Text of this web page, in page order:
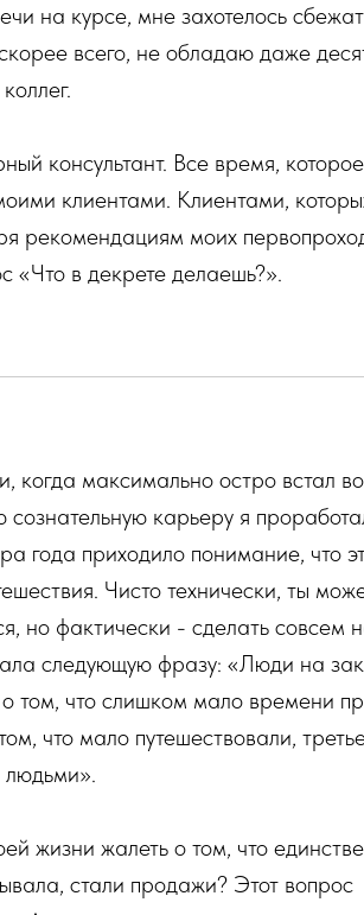
на курсе, мне захотелось
всего, не обладаю даже
консультант. Все время,
клиентами. Клиентами,
рекомендациям моих
«Что в декрете делаешь?».
максимально остро встал
сознательную карьеру я
года приходило понимание, что
Чисто технически, ты
но фактически - сделать совсем
следующую фразу: «Люди на
том, что слишком мало времени
что мало путешествовали,
людьми».
жизни жалеть о том, что
стали продажи? Этот вопрос